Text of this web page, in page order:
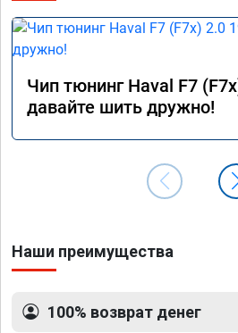
Чип тюнинг Haval F7
давайте шить дружно!
Наши преимущества
100% возврат денег